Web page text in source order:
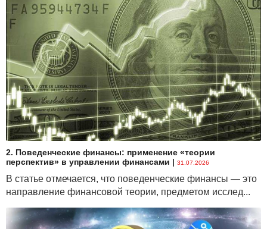
2. Поведенческие финансы: применение «теории
перспектив» в управлении финансами | 31.07.2026
В статье отмечается, что поведенческие финансы — это
направление финансовой теории, предметом исслед...